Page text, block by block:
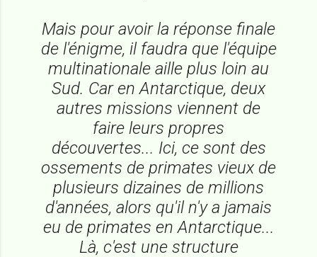
Mais pour avoir la réponse finale
de l'énigme, il faudra que l'équipe
multinationale aille plus loin au
Sud. Car en Antarctique, deux
autres missions viennent de
faire leurs propres
découvertes... Ici, ce sont des
ossements de primates vieux de
plusieurs dizaines de millions
d'années, alors qu'il n'y a jamais
eu de primates en Antarctique...
Là, c'est une structure